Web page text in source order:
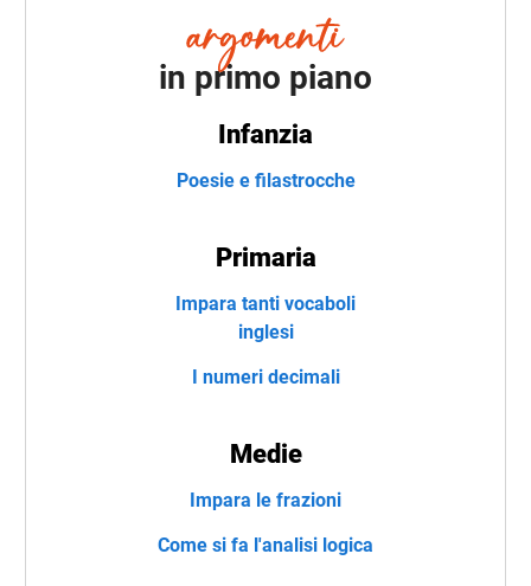
in primo piano
Infanzia
Poesie e filastrocche
Primaria
Impara tanti vocaboli
inglesi
I numeri decimali
Medie
Impara le frazioni
Come si fa l'analisi logica